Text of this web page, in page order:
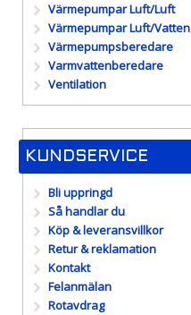
Värmepumpar Luft/Luft
Värmepumpar Luft/Vatten
Värmepumpsberedare
Varmvattenberedare
Ventilation
KUNDSERVICE
Bli uppringd
Så handlar du
Köp & leveransvillkor
Retur & reklamation
Kontakt
Felanmälan
Rotavdrag